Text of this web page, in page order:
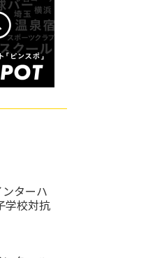
ンターハ
学校対抗